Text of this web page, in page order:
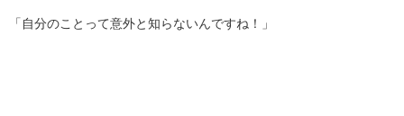
「自分のことって意外と知らないんですね！」